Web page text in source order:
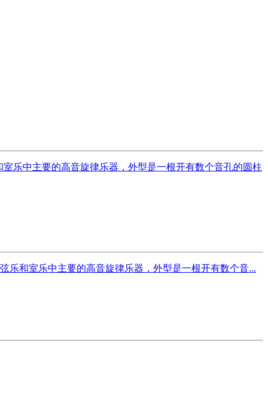
乐中主要的高音旋律乐器，外型是一根开有数个音孔的圆柱
乐和室乐中主要的高音旋律乐器，外型是一根开有数个音...